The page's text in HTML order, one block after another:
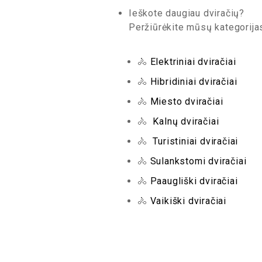
Ieškote daugiau dviračių?
Peržiūrėkite mūsų
🚴 Elektriniai dviračiai
🚴 Hibridiniai dviračiai
🚴 Miesto dviračiai
🚴 Kalnų dviračiai
🚴Turistiniai dviračiai
🚴 Sulankstomi dviračiai
🚴 Paaugliški dviračiai
🚴 Vaikiški dviračiai